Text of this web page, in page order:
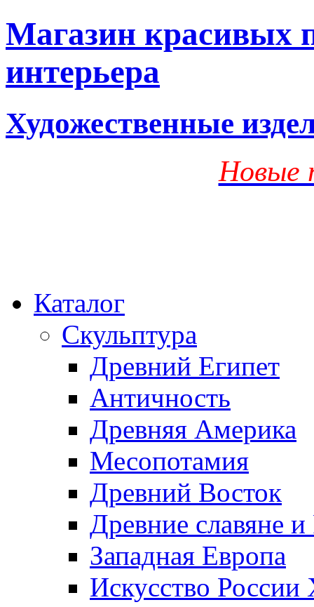
Магазин красивых
интерьера
Художественные
Новые
Каталог
Скульптура
Древний Египет
Античность
Древняя Америка
Месопотамия
Древний Восток
Древние славяне и
Западная Европа
Искусство